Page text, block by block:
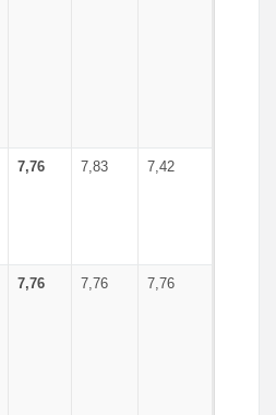
7,76 7,83 7,42
7,76 7,76 7,76